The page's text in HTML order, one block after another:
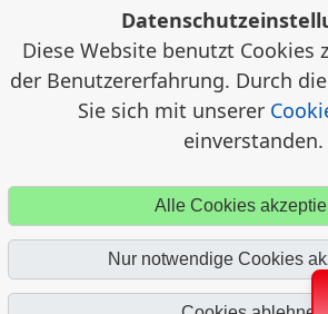
AGB
Google Bewertungen 4.6
Klein, Porta Westfalica · Alloggia® ist
Marke
Diese Website benutzt Cookies
der Benutzererfahrung. Durch
Sie sich mit unserer
einverstanden.
Alle Cookies
Nur notwendige Cookies